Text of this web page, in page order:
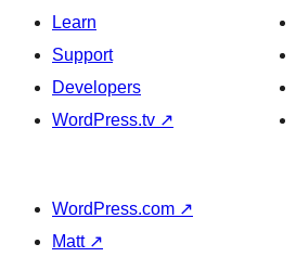
Learn
Support
Developers
WordPress.tv ↗
WordPress.com ↗
Matt ↗